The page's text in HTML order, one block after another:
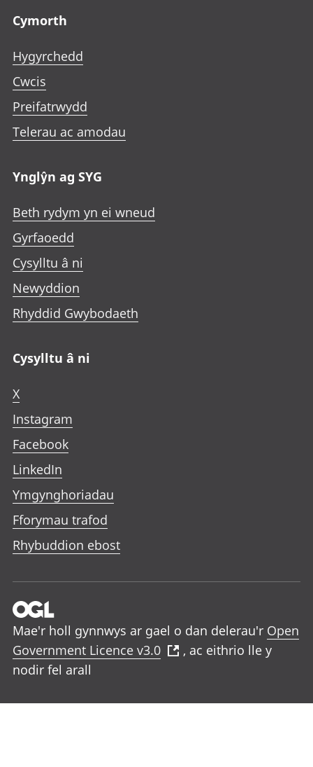
Cymorth
Hygyrchedd
Cwcis
Preifatrwydd
Telerau ac amodau
Ynglŷn ag SYG
Beth rydym yn ei wneud
Gyrfaoedd
Cysylltu â ni
Newyddion
Rhyddid Gwybodaeth
Cysylltu â ni
X
Instagram
Facebook
LinkedIn
Ymgynghoriadau
Fforymau trafod
Rhybuddion ebost
Mae'r holl gynnwys ar gael o dan delerau'r Open
Government Licence v3.0
, ac eithrio lle y
nodir fel arall